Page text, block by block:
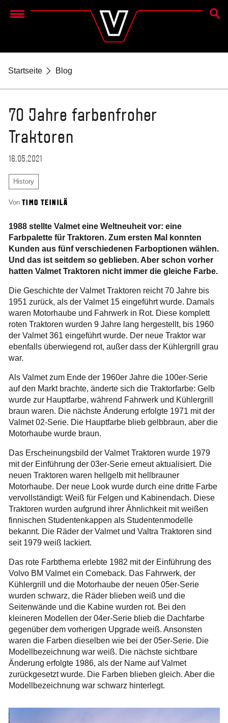
Menu
Startseite Blog
70 Jahre farbenfroher
Traktoren
16.05.2021
History
Von TIMO TEINILÄ
1988 stellte Valmet eine Weltneuheit vor: eine
Farbpalette für Traktoren. Zum ersten Mal konnten
Kunden aus fünf verschiedenen Farboptionen wählen.
Und das ist seitdem so geblieben. Aber schon vorher
hatten Valmet Traktoren nicht immer die gleiche Farbe.
Die Geschichte der Valmet Traktoren reicht 70 Jahre bis
1951 zurück, als der Valmet 15 eingeführt wurde. Damals
waren Motorhaube und Fahrwerk in Rot. Diese komplett
roten Traktoren wurden 9 Jahre lang hergestellt, bis 1960
der Valmet 361 eingeführt wurde. Der neue Traktor war
ebenfalls überwiegend rot, außer dass der Kühlergrill grau
war.
Als Valmet zum Ende der 1960er Jahre die 100er-Serie
auf den Markt brachte, änderte sich die Traktorfarbe: Gelb
wurde zur Hauptfarbe, während Fahrwerk und Kühlergrill
braun waren. Die nächste Änderung erfolgte 1971 mit der
Valmet 02-Serie. Die Hauptfarbe blieb gelbbraun, aber die
Motorhaube wurde braun.
Das Erscheinungsbild der Valmet Traktoren wurde 1979
mit der Einführung der 03er-Serie erneut aktualisiert. Die
neuen Traktoren waren hellgelb mit hellbrauner
Motorhaube. Der neue Look wurde durch eine dritte Farbe
vervollständigt: Weiß für Felgen und Kabinendach. Diese
Traktoren wurden aufgrund ihrer Ähnlichkeit mit weißen
finnischen Studentenkappen als Studentenmodelle
bekannt. Die Räder der Valmet und Valtra Traktoren sind
seit 1979 weiß lackiert.
Das rote Farbthema erlebte 1982 mit der Einführung des
Volvo BM Valmet ein Comeback. Das Fahrwerk, der
Kühlergrill und die Motorhaube der neuen 05er-Serie
wurden schwarz, die Räder blieben weiß und die
Seitenwände und die Kabine wurden rot. Bei den
kleineren Modellen der 04er-Serie blieb die Dachfarbe
gegenüber dem vorherigen Upgrade weiß. Ansonsten
waren die Farben dieselben wie bei der 05er-Serie. Die
Modellbezeichnung war weiß. Die nächste sichtbare
Änderung erfolgte 1986, als der Name auf Valmet
zurückgesetzt wurde. Die Farben blieben gleich. Aber die
Modellbezeichnung war schwarz hinterlegt.